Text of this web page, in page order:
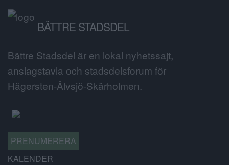
BÄTTRE STADSDEL
Bättre Stadsdel är en lokal nyhetssajt,
anslagstavla och stadsdelsforum för
Hägersten-Älvsjö-Skärholmen.
PRENUMERERA
KALENDER